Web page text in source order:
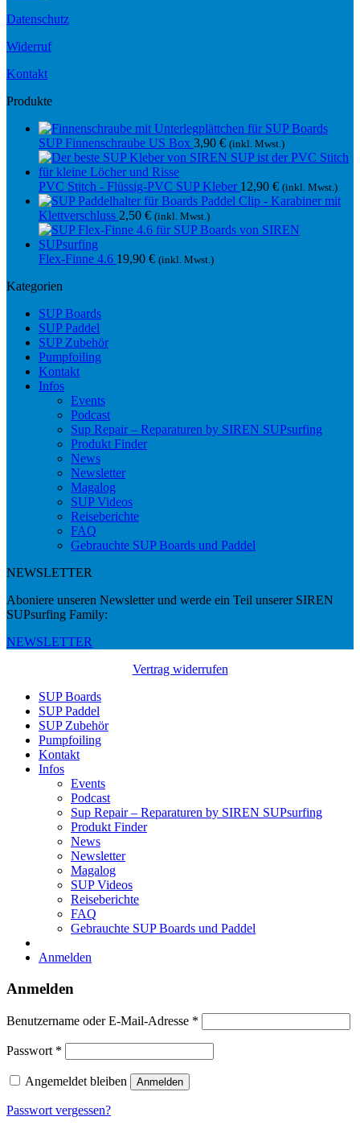
Datenschutz
Widerruf
Kontakt
Produkte
SUP Finnenschraube US Box 3,90 € (inkl. Mwst.)
PVC Stitch - Flüssig-PVC SUP Kleber 12,90 € (inkl. Mwst.)
Paddel Clip - Karabiner mit
Klettverschluss 2,50 € (inkl. Mwst.)
Flex-Finne 4.6 19,90 € (inkl. Mwst.)
Kategorien
SUP Boards
SUP Paddel
SUP Zubehör
Pumpfoiling
Kontakt
Infos
Events
Podcast
Sup Repair – Reparaturen by SIREN SUPsurfing
Produkt Finder
News
Newsletter
Magalog
SUP Videos
Reiseberichte
FAQ
Gebrauchte SUP Boards und Paddel
NEWSLETTER
Aboniere unseren Newsletter und werde ein Teil unserer SIREN
SUPsurfing Family:
NEWSLETTER
Vertrag widerrufen
SUP Boards
SUP Paddel
SUP Zubehör
Pumpfoiling
Kontakt
Infos
Events
Podcast
Sup Repair – Reparaturen by SIREN SUPsurfing
Produkt Finder
News
Newsletter
Magalog
SUP Videos
Reiseberichte
FAQ
Gebrauchte SUP Boards und Paddel
Anmelden
Anmelden
Benutzername oder E-Mail-Adresse *
Passwort *
Angemeldet bleiben Anmelden
Passwort vergessen?